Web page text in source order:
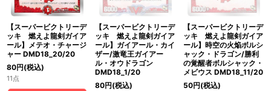
【スーパービクトリーデ
ッキ 燃えよ龍剣ガイア
ール】メテオ・チャージ
ャー DMD18_20/20
80円(税込)
11点
【スーパービクトリーデ
ッキ 燃えよ龍剣ガイア
ール】ガイアール・カイ
ザー/激竜王ガイアー
ル・オウドラゴン
DMD18_1/20
80円(税込)
【スーパービクトリーデ
ッキ 燃えよ龍剣ガイア
ール】時空の火焔ボルシ
ャック・ドラゴン/勝利
の覚醒者ボルシャック・
メビウス DMD18_11/20
50円(税込)